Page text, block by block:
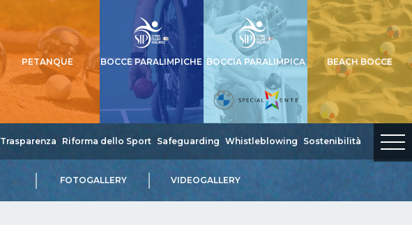
PETANQUE BOCCE PARALIMPICHE BOCCIA PARALIMPICA BEACH BOCCE
Trasparenza Riforma dello Sport Safeguarding Whistleblowing Sostenibilità
FOTOGALLERY VIDEOGALLERY